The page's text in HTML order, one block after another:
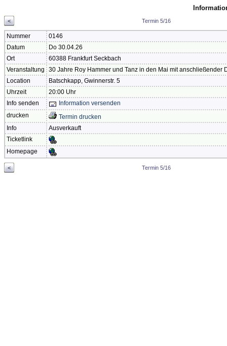
< Termin 5/16
Nummer
0146
Datum
Do 30.04.26
Ort
60388 Frankfurt Seckbach
Veranstaltung
30 Jahre Roy Hammer und Tanz in den Mai mit anschließender
Location
Batschkapp, Gwinnerstr. 5
Uhrzeit
20:00 Uhr
Info senden
Information versenden
drucken
Termin drucken
Info
Ausverkauft
Ticketlink
Homepage
< Termin 5/16